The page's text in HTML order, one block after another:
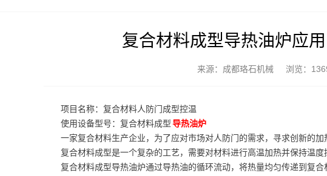
复合材料成型导热油炉应
来源：成都珞石机械 浏览：
项目名称：复合材料人防门成型控温
使用设备型号：复合材料成型导热油炉
一家复合材料生产企业，为了应对市场对人防门的需求，寻求创新的加
复合材料成型是一个复杂的工艺，需要对材料进行高温加热并保持温
复合材料成型导热油炉通过导热油的循环流动，将热量均匀传递到复